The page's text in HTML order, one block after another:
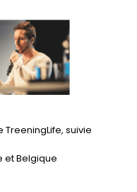
suivie
et Belgique